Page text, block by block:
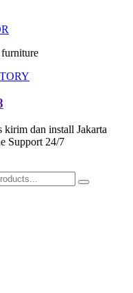
kirim dan install Jakarta
Support 24/7